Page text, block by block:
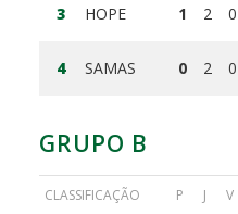
3 HOPE 1 2 0
4 SAMAS 0 2 0
GRUPO B
CLASSIFICAÇÃO P J V